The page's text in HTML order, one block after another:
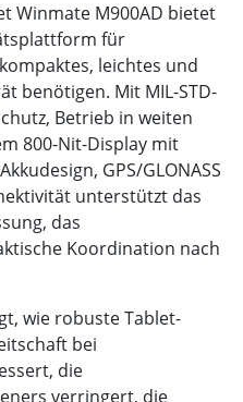
Winmate M900AD bietet
für
leichtes und
benötigen. Mit MIL-STD-
Betrieb in weiten
800-Nit-Display mit
GPS/GLONASS
unterstützt das
das
Koordination nach
wie robuste Tablet-
bei
die
verringert, die